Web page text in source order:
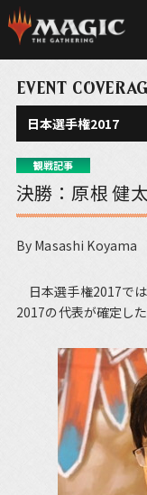
EVENT
日本選手権2017
観戦記事
決勝：原根 健
By Masashi Koyama
日本選手権2017で
2017の代表が確定した